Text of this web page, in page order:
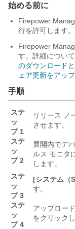
始める前に
Firepower
行を許可します。
Firepower
す。詳細について
のダウンロード と
ェア更新をアッ
手順
ステ
ッ
プ 1
リリース ノ
させます。
ステ
ッ
プ 2
展開内でデ
ルス モニタ
します。
ステ
ッ
プ 3
[システム（
す。
ステ
ッ
プ 4
アップロー
をクリックし